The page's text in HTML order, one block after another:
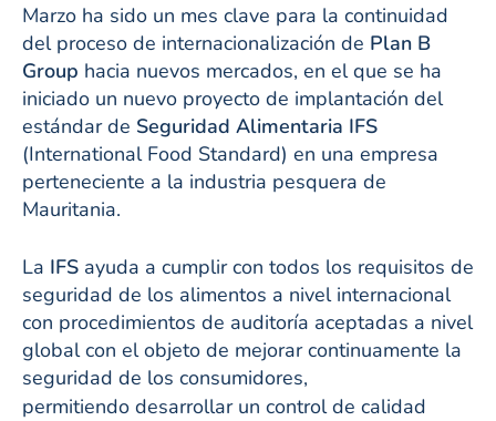
Marzo ha sido un mes clave para la continuidad
del proceso de internacionalización de Plan B
Group hacia nuevos mercados, en el que se ha
iniciado un nuevo proyecto de implantación del
estándar de Seguridad Alimentaria IFS
(International Food Standard) en una empresa
perteneciente a la industria pesquera de
Mauritania.
La IFS ayuda a cumplir con todos los requisitos de
seguridad de los alimentos a nivel internacional
con procedimientos de auditoría aceptadas a nivel
global con el objeto de mejorar continuamente la
seguridad de los consumidores,
permitiendo desarrollar un control de calidad